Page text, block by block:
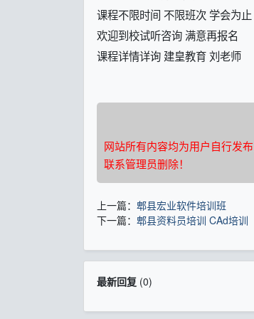
课程不限时间 不限班次 学会为
欢迎到校试听咨询 满意再报名
课程详情详询 建皇教育 刘老师
网站所有内容均为用户自行发
联系管理员删除！
上一篇： 郫县宏业软件培训班
下一篇： 郫县资料员培训 CAd培训
最新回复(0)